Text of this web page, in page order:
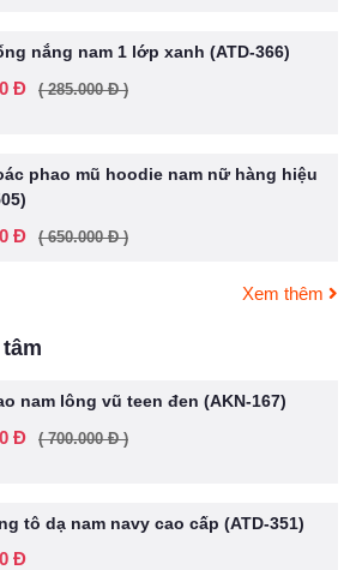
nắng nam 1 lớp xanh (ATD-366)
Đ ( 285.000 Đ )
phao mũ hoodie nam nữ hàng hiệu
Đ ( 650.000 Đ )
Xem thêm
nam lông vũ teen đen (AKN-167)
Đ ( 700.000 Đ )
tô dạ nam navy cao cấp (ATD-351)
Đ